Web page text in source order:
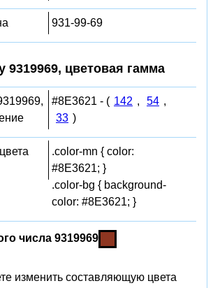
931-99-69
9319969, цветовая гамма
#8E3621 - ( 142 , 54 ,
33 )
.color-mn { color:
#8E3621; }
.color-bg { background-
color: #8E3621; }
числа 9319969
изменить составляющую цвета